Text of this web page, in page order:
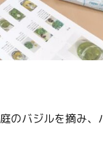
のバジルを摘み、